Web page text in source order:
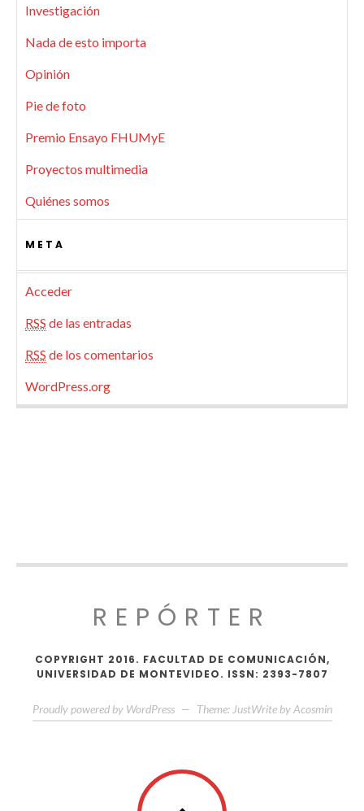
Investigación
Nada de esto importa
Opinión
Pie de foto
Premio Ensayo FHUMyE
Proyectos multimedia
Quiénes somos
META
Acceder
RSS de las entradas
RSS de los comentarios
WordPress.org
REPÓRTER
COPYRIGHT 2016. FACULTAD DE COMUNICACIÓN,
UNIVERSIDAD DE MONTEVIDEO. ISSN: 2393-7807
Proudly powered by WordPress — Theme: JustWrite by Acosmin